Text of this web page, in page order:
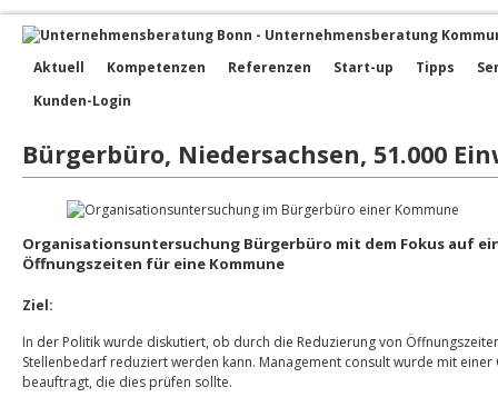
Aktuell Kompetenzen Referenzen Start-up Tipps
Kunden-Login
Bürgerbüro, Niedersachsen, 51.000
Organisationsuntersuchung Bürgerbüro mit dem Fokus auf
Öffnungszeiten für eine Kommune
Ziel:
In der Politik wurde diskutiert, ob durch die Reduzierung von
Stellenbedarf reduziert werden kann. Management consult wurde mit
beauftragt, die dies prüfen sollte.